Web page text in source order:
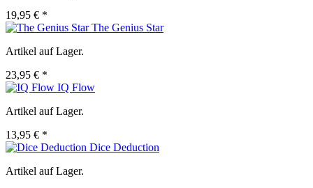
19,95 € *
The Genius Star
Artikel auf Lager.
23,95 € *
IQ Flow
Artikel auf Lager.
13,95 € *
Dice Deduction
Artikel auf Lager.